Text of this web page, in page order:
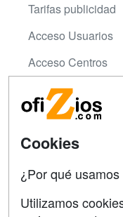
Tarifas publicidad
Acceso Usuarios
Acceso Centros
Contactar
Confidencialidad
Aviso legal
Copyleft
Cookies
¿Por qué
Utilizamos